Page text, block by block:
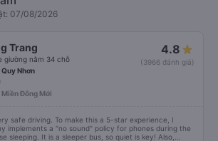
07/08/2026
Trang
giường nằm 34 chỗ
4.8
(3966 đánh giá)
Nhơn
Miền Đông Mới
safe driving. To make this a 5-star experience, I
implements a "no sound" policy for phones during the
sleeping. It is a sleeper bus, so quiet is key! Also,